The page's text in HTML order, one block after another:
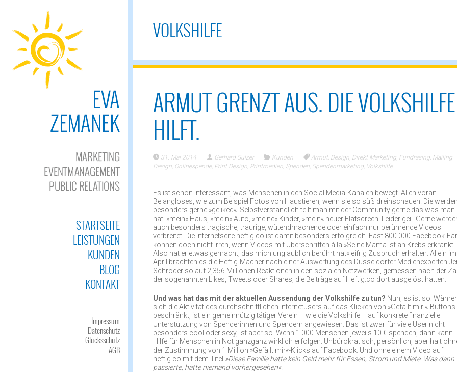
STARTSEITE
LEISTUNGEN
KUNDEN
BLOG
KONTAKT
Impressum
Datenschutz
Glücksschutz
AGB
VOLKSHILFE
ARMUT GRENZT AUS. DIE VOLKSHILFE
HILFT.
31. Mai 2014 Gerhard Sulzer Kunden Armut, Design, Direkt Marketing, Fundrasing, Mailing
Design, Onlinespende, Print Design, Printmedien, Spenden, Spendenmarketing, Volkshilfe
Es ist schon interessant, was Menschen in den Social Media-Kanälen bewegt. Allen voran
Belangloses, wie zum Beispiel Fotos von Haustieren, wenn sie so süß dreinschauen. Die
besonders gerne »geliked«. Selbstverständlich teilt man mit der Community gerne das was man
hat: »mein« Haus, »mein« Auto, »meine« Kinder, »mein« neuer Flatscreen. Leider geil. Gerne
auch besonders tragische, traurige, wütendmachende oder einfach nur berührende Videos
verbreitet. Die Internetseite heftig.co ist damit besonders erfolgreich. Fast 800.000 Facebook-
können doch nicht irren, wenn Videos mit Überschriften à la »Seine Mama ist an Krebs erkrankt.
Also hat er etwas gemacht, das mich unglaublich berührt hat« eifrig Zuspruch erhalten. Allein im
April brachten es die Heftig-Macher nach einer Auswertung des Düsseldorfer Medienexperten
Schröder so auf 2,356 Millionen Reaktionen in den sozialen Netzwerken, gemessen nach der
der sogenannten Likes, Tweets oder Shares, die Beiträge auf Heftig.co dort ausgelöst hatten.
Und was hat das mit der aktuellen Aussendung der Volkshilfe zu tun? Nun, es ist so:
sich die Aktivität des durchschnittlichen Internetusers auf das Klicken von »Gefällt mir!«-Buttons
beschränkt, ist ein gemeinnützig tätiger Verein – wie die Volkshilfe – auf konkrete finanzielle
Unterstützung von Spenderinnen und Spendern angewiesen. Das ist zwar für viele User nicht
besonders cool oder sexy, ist aber so. Wenn 1.000 Menschen jeweils 10 € spenden, dann kann
Hilfe für Menschen in Not ganzganz wirklich erfolgen. Unbürokratisch, persönlich, aber halt
der Zustimmung von 1 Million »Gefällt mir«-Klicks auf Facebook. Und ohne einem Video auf
heftig.co mit dem Titel »Diese Familie hatte kein Geld mehr für Essen, Strom und Miete. Was dann
passierte, hätte niemand vorhergesehen«.